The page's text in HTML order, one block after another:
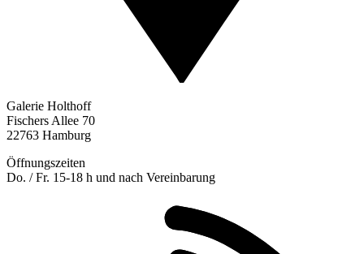
Galerie Holthoff
Fischers Allee 70
22763 Hamburg
Öffnungszeiten
Do. / Fr. 15-18 h und nach Vereinbarung